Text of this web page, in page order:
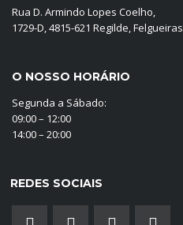
Rua D. Armindo Lopes Coelho,
1729-D, 4815-621 Regilde, Felgueiras
O NOSSO HORÁRIO
Segunda a Sábado:
09:00 – 12:00
14:00 – 20:00
REDES SOCIAIS